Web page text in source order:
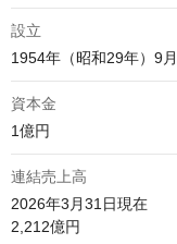
設立
1954年（昭和29年）9月
資本金
1億円
連結売上高
2026年3月31日現在
2,212億円